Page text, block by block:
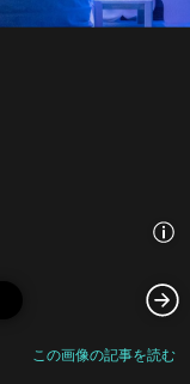
この画像の記事を読む